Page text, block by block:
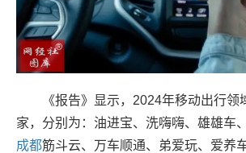
《报告》显示，2024年移动出行领
家，分别为：油进宝、洗嗨嗨、雄雄车
成都筋斗云、万车顺通、弟爱玩、爱养